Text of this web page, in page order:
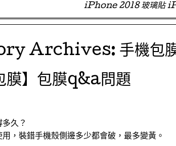
iPhone 2018 玻璃貼
Archives: 手機包
膜】包膜q&a問題
久？
，裝錯手機殼側邊多少都會破，最多變黃。